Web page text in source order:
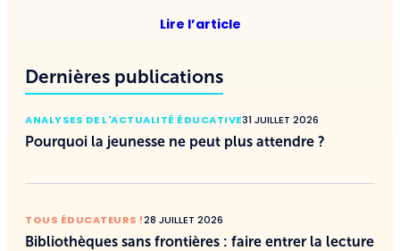
Lire l’article
Dernières publications
ANALYSES DE L'ACTUALITÉ ÉDUCATIVE31 JUILLET 2026
Pourquoi la jeunesse ne peut plus attendre ?
TOUS ÉDUCATEURS !28 JUILLET 2026
Bibliothèques sans frontières : faire entrer la lecture